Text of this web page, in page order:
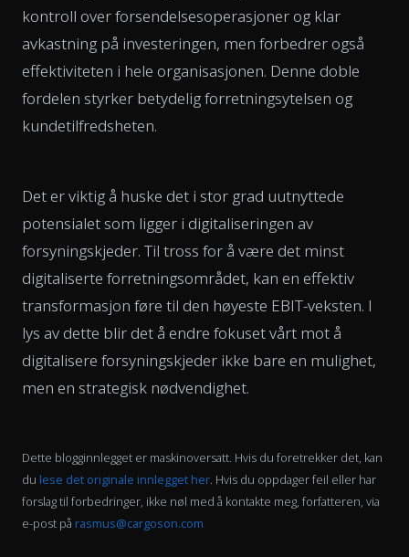
kontroll over forsendelsesoperasjoner og klar
avkastning på investeringen, men forbedrer også
effektiviteten i hele organisasjonen. Denne doble
fordelen styrker betydelig forretningsytelsen og
kundetilfredsheten.
Det er viktig å huske det i stor grad uutnyttede
potensialet som ligger i digitaliseringen av
forsyningskjeder. Til tross for å være det minst
digitaliserte forretningsområdet, kan en effektiv
transformasjon føre til den høyeste EBIT-veksten. I
lys av dette blir det å endre fokuset vårt mot å
digitalisere forsyningskjeder ikke bare en mulighet,
men en strategisk nødvendighet.
Dette blogginnlegget er maskinoversatt. Hvis du foretrekker det, kan
du lese det originale innlegget her. Hvis du oppdager feil eller har
forslag til forbedringer, ikke nøl med å kontakte meg, forfatteren, via
e-post på rasmus@cargoson.com